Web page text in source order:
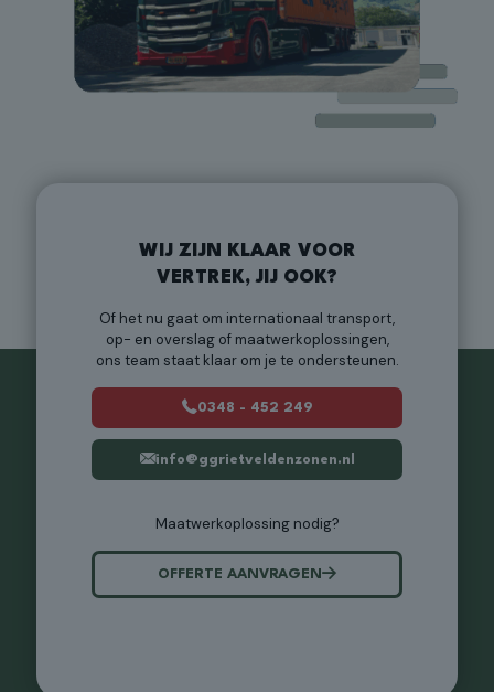
WIJ ZIJN KLAAR VOOR
VERTREK, JIJ OOK?
Of het nu gaat om internationaal transport,
op- en overslag of maatwerkoplossingen,
ons team staat klaar om je te ondersteunen.
0348 - 452 249
info@ggrietveldenzonen.nl
Maatwerkoplossing nodig?
OFFERTE AANVRAGEN